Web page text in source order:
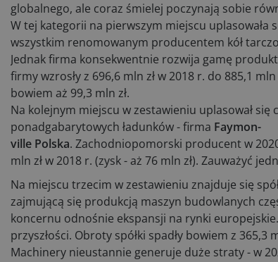
globalnego, ale coraz śmielej poczynają sobie
W tej kategorii na pierwszym miejscu uplasowała
wszystkim renomowanym producentem kół
Jednak firma konsekwentnie rozwija gamę
firmy wzrosły z 696,6 mln zł w 2018 r. do 885,1
bowiem aż 99,3 mln zł.
Na kolejnym miejscu w zestawieniu uplasował
ponadgabarytowych ładunków - firma Faymon-
ville Polska. Zachodniopomorski producent w
mln zł w 2018 r. (zysk - aż 76 mln zł). Zauważyć
Na miejscu trzecim w zestawieniu znajduje się
zajmującą się produkcją maszyn budowlanych
koncernu odnośnie ekspansji na rynki
przyszłości. Obroty spółki spadły bowiem z
Machinery nieustannie generuje duże straty - w